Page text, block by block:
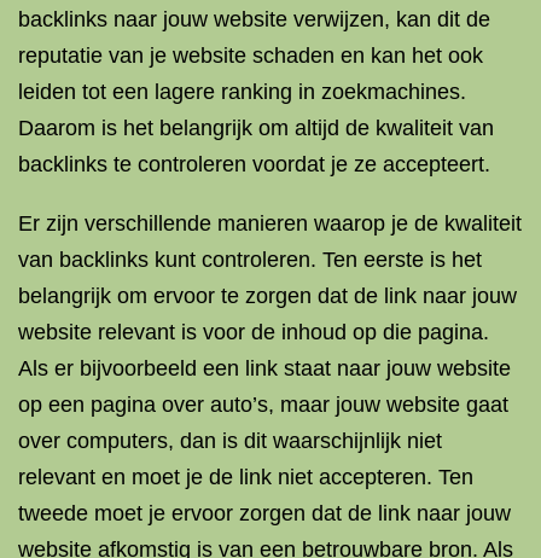
backlinks naar jouw website verwijzen, kan dit de
reputatie van je website schaden en kan het ook
leiden tot een lagere ranking in zoekmachines.
Daarom is het belangrijk om altijd de kwaliteit van
backlinks te controleren voordat je ze accepteert.
Er zijn verschillende manieren waarop je de kwaliteit
van backlinks kunt controleren. Ten eerste is het
belangrijk om ervoor te zorgen dat de link naar jouw
website relevant is voor de inhoud op die pagina.
Als er bijvoorbeeld een link staat naar jouw website
op een pagina over auto’s, maar jouw website gaat
over computers, dan is dit waarschijnlijk niet
relevant en moet je de link niet accepteren. Ten
tweede moet je ervoor zorgen dat de link naar jouw
website afkomstig is van een betrouwbare bron. Als